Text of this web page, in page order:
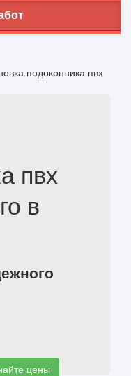
подоконника пвх
пвх
в
цены